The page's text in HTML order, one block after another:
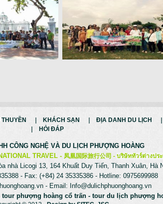
THUYỀN KHÁCH SẠN ĐỊA DANH DU LỊCH
HỎI ĐÁP
CÔNG NGHỆ VÀ DU LỊCH PHƯỢNG HOÀNG
TRAVEL - 凤凰国际旅行公司 - บริษัททัวร์ต่างปร
nhà Licogi 13, 164 Khuất Duy Tiến, Thanh Xuân, Hà
- Fax: (+84) 24 35335386 - Hotline: 0975699988
- Email: Info@dulichphuonghoang.vn
tour phượng hoàng cổ trấn - tour du lịch phượng